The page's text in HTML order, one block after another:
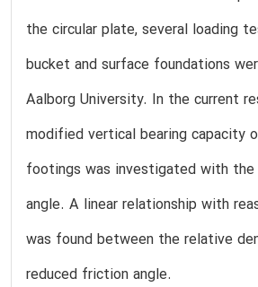
the circular plate, several loading
bucket and surface foundations
Aalborg University. In the current
modified vertical bearing capacity
footings was investigated with
angle. A linear relationship with
was found between the relative
reduced friction angle.